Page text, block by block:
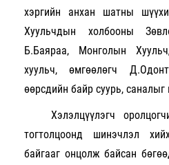
хэргийн анхан шатны
Хуульчдын холбооны
Б.Баяраа, Монголын
хуульч, өмгөөлөгч
өөрсдийн байр суурь,
Хэлэлцүүлэгч
тогтолцоонд шинэчлэл
байгааг онцолж байсан